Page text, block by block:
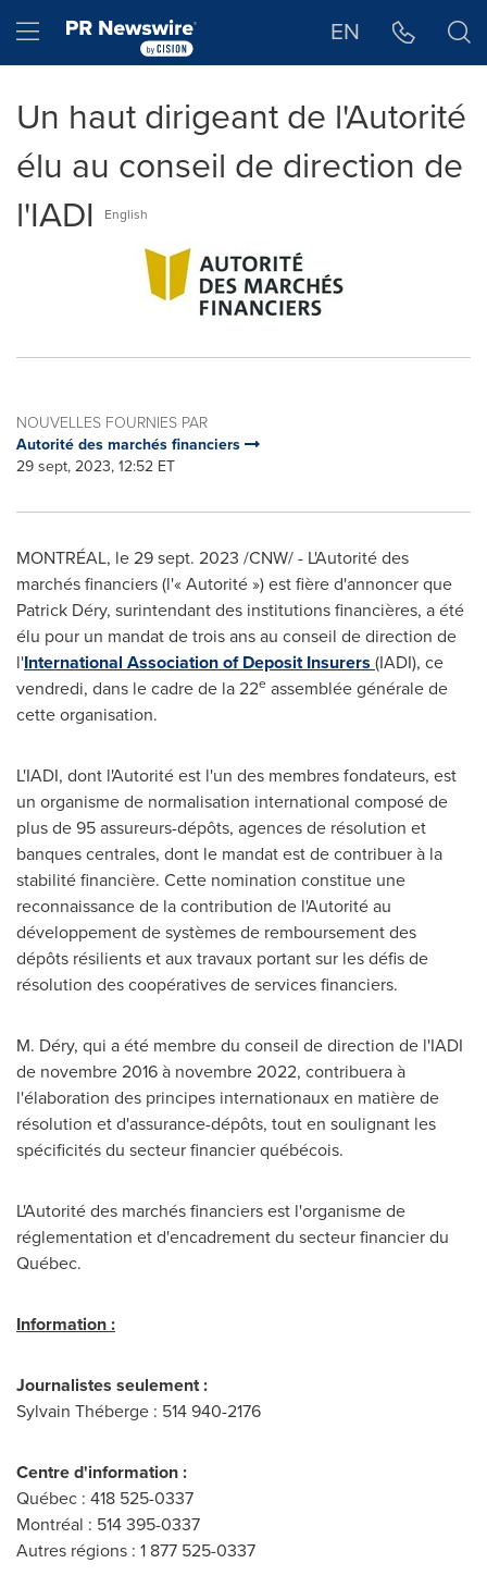
Hamburger menu EN
Un haut dirigeant de l'Autorité
élu au conseil de direction de
l'IADI
English
NOUVELLES FOURNIES PAR
Autorité des marchés financiers
29 sept, 2023, 12:52 ET
MONTRÉAL, le29 sept. 2023 /CNW/ - L'Autorité des
marchés financiers (l'« Autorité ») est fière d'annoncer que
Patrick Déry, surintendant des institutions financières, a été
élu pour un mandat de trois ans au conseil de direction de
l'International Association of Deposit Insurers (IADI), ce
vendredi, dans le cadre de la 22e assemblée générale de
cette organisation.
L'IADI, dont l'Autorité est l'un des membres fondateurs, est
un organisme de normalisation international composé de
plus de 95 assureurs-dépôts, agences de résolution et
banques centrales, dont le mandat est de contribuer à la
stabilité financière. Cette nomination constitue une
reconnaissance de la contribution de l'Autorité au
développement de systèmes de remboursement des
dépôts résilients et aux travaux portant sur les défis de
résolution des coopératives de services financiers.
M. Déry, qui a été membre du conseil de direction de l'IADI
de novembre 2016 à novembre 2022, contribuera à
l'élaboration des principes internationaux en matière de
résolution et d'assurance-dépôts, tout en soulignant les
spécificités du secteur financier québécois.
L'Autorité des marchés financiers est l'organisme de
réglementation et d'encadrement du secteur financier du
Québec.
Information :
Journalistes seulement :
Sylvain Théberge : 514 940-2176
Centre d'information :
Québec : 418 525-0337
Montréal : 514 395-0337
Autres régions : 1 877 525-0337